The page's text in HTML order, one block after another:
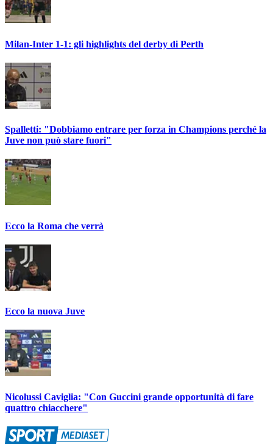
Milan-Inter 1-1: gli highlights del derby di Perth
Spalletti: "Dobbiamo entrare per forza in Champions perché la
Juve non può stare fuori"
Ecco la Roma che verrà
Ecco la nuova Juve
Nicolussi Caviglia: "Con Guccini grande opportunità di fare
quattro chiacchere"